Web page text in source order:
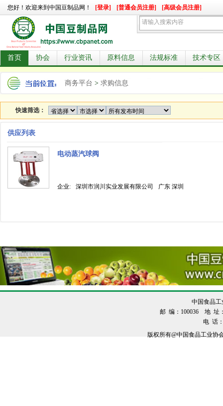
您好！欢迎来到中国豆制品网！ [登录] [普通会员注册] [高级会员注册]
首页 协会 行业资讯 原料信息 法规标准 技术专区
商务平台 > 求购信息
快速筛选：
供应列表
电动蒸汽球阀
企业: 深圳市润川实业发展有限公司 广东 深圳
中国食品
邮 编：100036 地 址：
电 话
版权所有@中国食品工业协